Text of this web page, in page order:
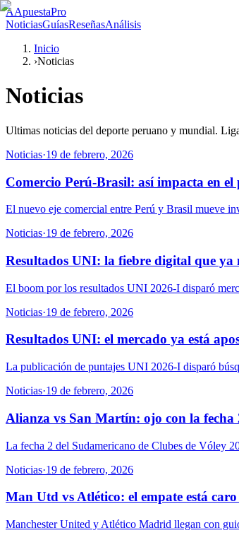
AApuestaPro
NoticiasGuíasReseñasAnálisis
Inicio
›Noticias
Noticias
Ultimas noticias del deporte peruano y mundial.
Noticias·19 de febrero, 2026
Comercio Perú-Brasil: así impacta en el
El nuevo eje comercial entre Perú y Brasil mueve
Noticias·19 de febrero, 2026
Resultados UNI: la fiebre digital que ya
El boom por los resultados UNI 2026-I disparó
Noticias·19 de febrero, 2026
Resultados UNI: el mercado ya está
La publicación de puntajes UNI 2026-I disparó
Noticias·19 de febrero, 2026
Alianza vs San Martín: ojo con la fecha
La fecha 2 del Sudamericano de Clubes de Vóley
Noticias·19 de febrero, 2026
Man Utd vs Atlético: el empate está
Manchester United y Atlético Madrid llegan con